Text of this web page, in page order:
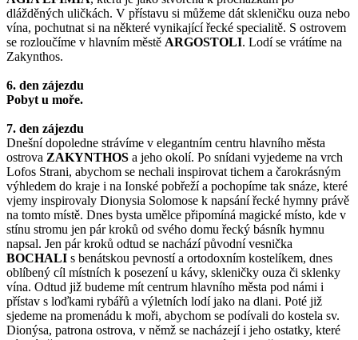
dlážděných uličkách. V přístavu si můžeme dát skleničku ouza nebo
vína, pochutnat si na některé vynikající řecké specialitě. S ostrovem
se rozloučíme v hlavním městě ARGOSTOLI. Lodí se vrátíme na
Zakynthos.
6. den zájezdu
Pobyt u moře.
7. den zájezdu
Dnešní dopoledne strávíme v elegantním centru hlavního města
ostrova ZAKYNTHOS a jeho okolí. Po snídani vyjedeme na vrch
Lofos Strani, abychom se nechali inspirovat tichem a čarokrásným
výhledem do kraje i na Ionské pobřeží a pochopíme tak snáze, které
vjemy inspirovaly Dionysia Solomose k napsání řecké hymny právě
na tomto místě. Dnes bysta umělce připomíná magické místo, kde v
stínu stromu jen pár kroků od svého domu řecký básník hymnu
napsal. Jen pár kroků odtud se nachází původní vesnička
BOCHALI s benátskou pevností a ortodoxním kostelíkem, dnes
oblíbený cíl místních k posezení u kávy, skleničky ouza či sklenky
vína. Odtud již budeme mít centrum hlavního města pod námi i
přístav s loďkami rybářů a výletních lodí jako na dlani. Poté již
sjedeme na promenádu k moři, abychom se podívali do kostela sv.
Dionýsa, patrona ostrova, v němž se nacházejí i jeho ostatky, které